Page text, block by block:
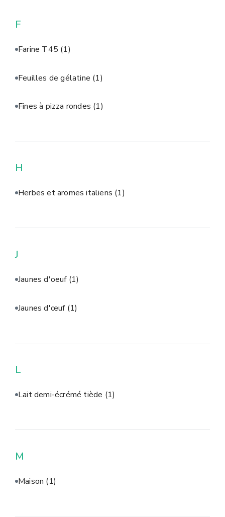
F
Farine T45 (1)
Feuilles de gélatine (1)
Fines à pizza rondes (1)
H
Herbes et aromes italiens (1)
J
Jaunes d'oeuf (1)
Jaunes d'œuf (1)
L
Lait demi-écrémé tiède (1)
M
Maison (1)